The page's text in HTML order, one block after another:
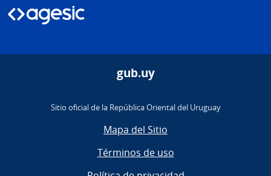
gub.uy
Sitio oficial de la República Oriental del Uruguay
Mapa del Sitio
Términos de uso